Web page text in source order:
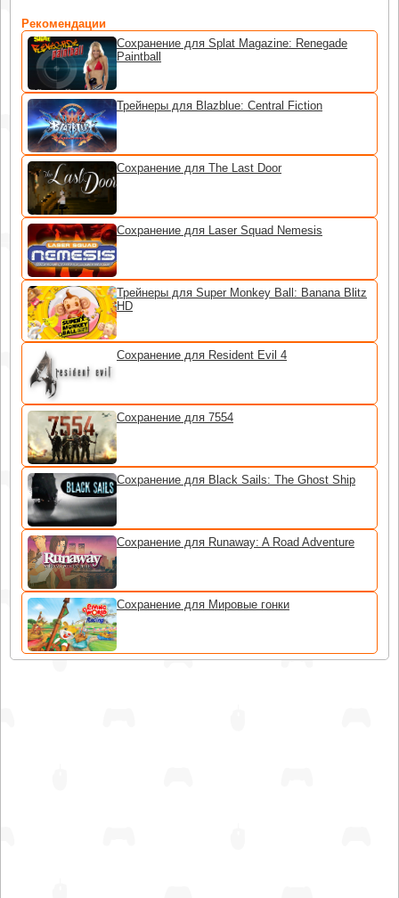
Рекомендации
Сохранение для Splat Magazine: Renegade
Paintball
Трейнеры для Blazblue: Central Fiction
Сохранение для The Last Door
Сохранение для Laser Squad Nemesis
Трейнеры для Super Monkey Ball: Banana Blitz
HD
Сохранение для Resident Evil 4
Сохранение для 7554
Сохранение для Black Sails: The Ghost Ship
Сохранение для Runaway: A Road Adventure
Сохранение для Мировые гонки